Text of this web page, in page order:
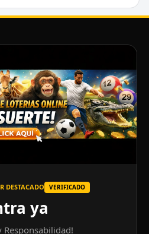
DESTACADO VERIFICADO
ya
Responsabilidad!